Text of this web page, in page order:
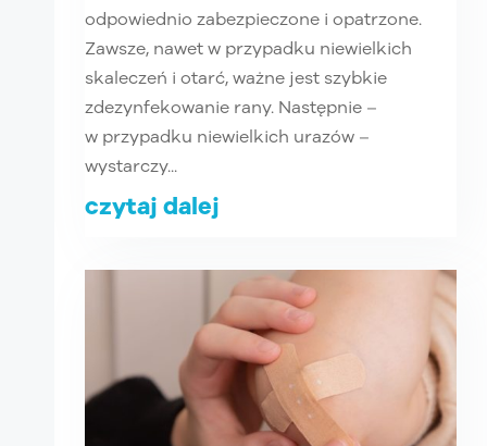
odpowiednio zabezpieczone i opatrzone.
Zawsze, nawet w przypadku niewielkich
skaleczeń i otarć, ważne jest szybkie
zdezynfekowanie rany. Następnie –
w przypadku niewielkich urazów –
wystarczy...
czytaj dalej